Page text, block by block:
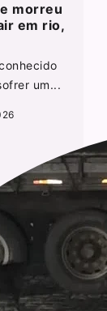
morreu
em rio,
um...